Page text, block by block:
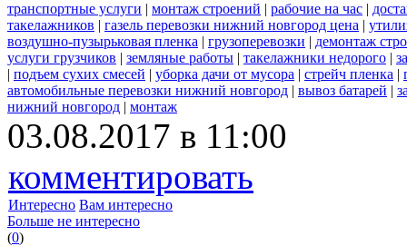
транспортные услуги | монтаж строений | рабочие на час |
такелажников | газель перевозки нижний новгород цена |
воздушно-пузырьковая пленка | грузоперевозки | демонтаж
услуги грузчиков | земляные работы | такелажники недорого |
| подъем сухих смесей | уборка дачи от мусора | стрейч пленка |
автомобильные перевозки нижний новгород | вывоз батарей |
нижний новгород | монтаж
03.08.2017 в 11:00
комментировать
Интересно Вам интересно
Больше не интересно
(0)